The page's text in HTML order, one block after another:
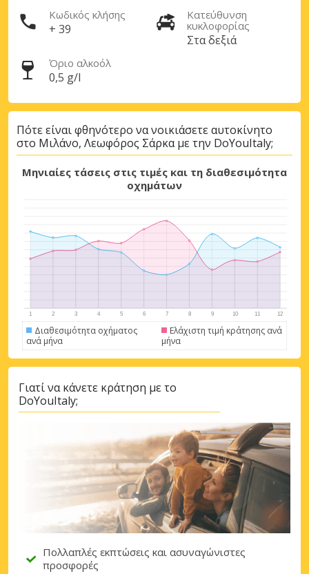
Σύνδεση με eLink
Κωδικός κλήσης
+ 39
Κατεύθυνση
κυκλοφορίας
Στα δεξιά
Όριο αλκοόλ
0,5 g/l
Πότε είναι φθηνότερο να νοικιάσετε αυτοκίνητο
στο Μιλάνο, Λεωφόρος Σάρκα με την DoYouItaly;
Μηνιαίες τάσεις στις τιμές και τη διαθεσιμότητα
οχημάτων
Διαθεσιμότητα οχήματος
ανά μήνα
Ελάχιστη τιμή κράτησης ανά
μήνα
Γιατί να κάνετε κράτηση με το
DoYouItaly;
Πολλαπλές εκπτώσεις και ασυναγώνιστες
προσφορές